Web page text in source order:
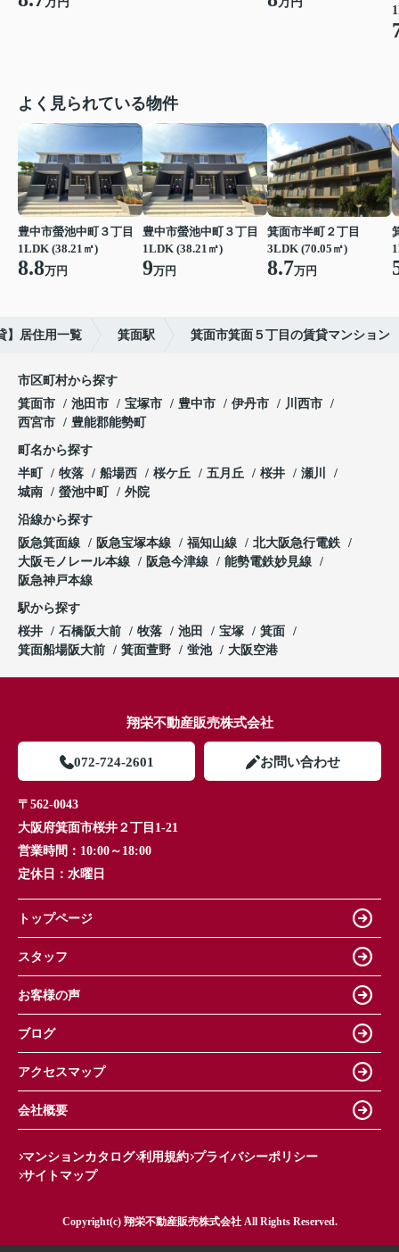
よく見られている物件
豊中市螢池中町３丁目
1LDK (38.21㎡)
8.8万円
豊中市螢池中町３丁目
1LDK (38.21㎡)
9万円
箕面市半町２丁目
3LDK (70.05㎡)
8.7万円
】居住用一覧 箕面駅 箕面市箕面５丁目の賃貸マンション
市区町村から探す
箕面市
池田市 宝塚市 豊中市 伊丹市
川西市
西宮市
豊能郡能勢町
町名から探す
半町
牧落 船場西 桜ケ丘 五月丘 桜井
瀬川
城南
螢池中町 外院
沿線から探す
阪急箕面線
阪急宝塚本線 福知山線
北大阪急行電鉄
大阪モノレール本線
阪急今津線
能勢電鉄妙見線
阪急神戸本線
駅から探す
桜井
石橋阪大前 牧落 池田 宝塚
箕面
箕面船場阪大前
箕面萱野 蛍池 大阪空港
翔栄不動産販売株式会社
072-724-2601 お問い合わせ
〒562-0043
大阪府箕面市桜井２丁目1-21
営業時間： 10:00～18:00
定休日： 水曜日
トップページ
スタッフ
お客様の声
ブログ
アクセスマップ
会社概要
マンションカタログ 利用規約 プライバシーポリシー
サイトマップ
Copyright(c) 翔栄不動産販売株式会社 All Rights Reserved.